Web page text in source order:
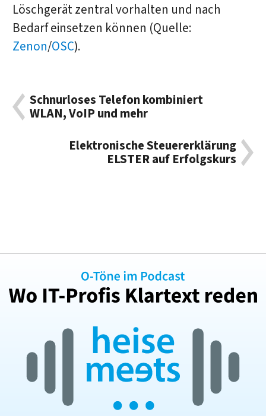
Löschgerät zentral vorhalten und nach
Bedarf einsetzen können (Quelle:
Zenon/OSC).
Schnurloses Telefon kombiniert
WLAN, VoIP und mehr
Elektronische Steuererklärung
ELSTER auf Erfolgskurs